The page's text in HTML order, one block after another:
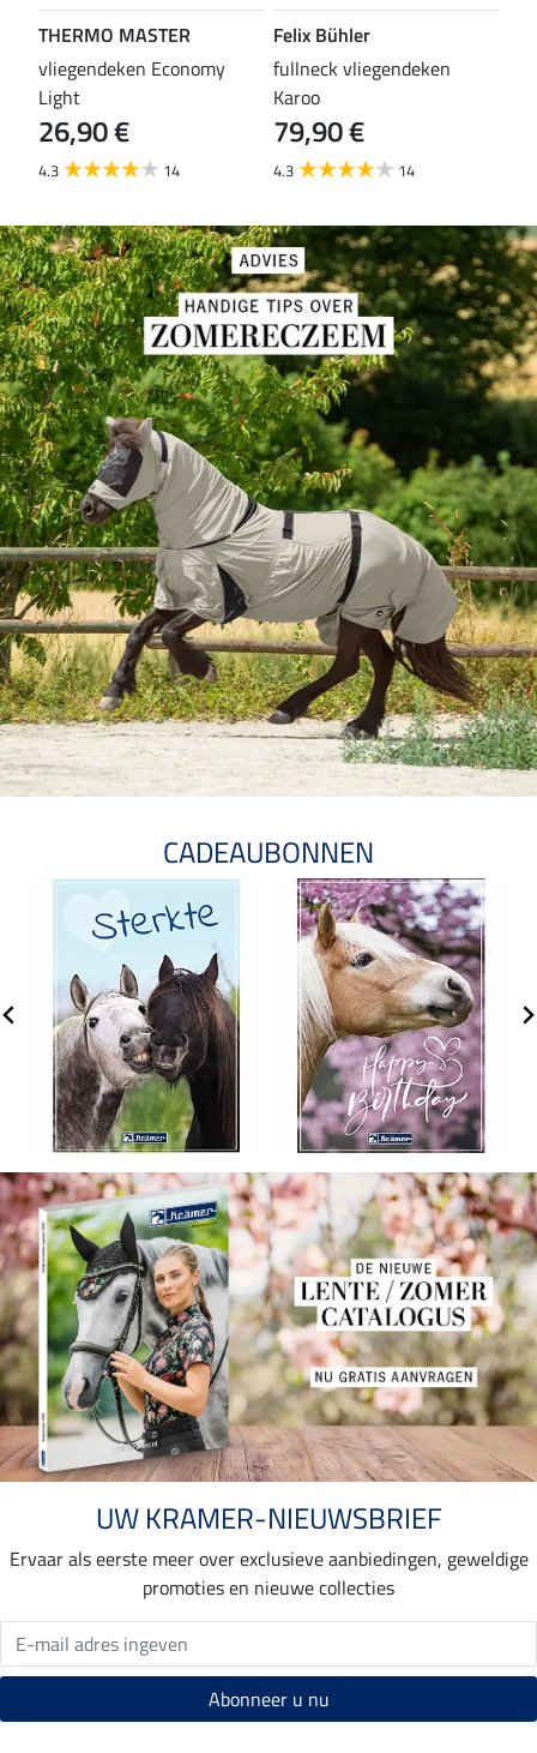
THERMO MASTER
vliegendeken Economy
Light
26,90 €
4.3 14
Felix Bühler
fullneck vliegendeken
Karoo
79,90 €
4.3 14
CADEAUBONNEN
UW KRAMER-NIEUWSBRIEF
Ervaar als eerste meer over exclusieve aanbiedingen, geweldige
promoties en nieuwe collecties